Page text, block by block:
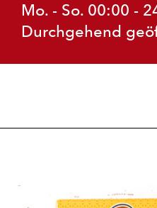
Mo. - So. 00:00 -
Durchgehend